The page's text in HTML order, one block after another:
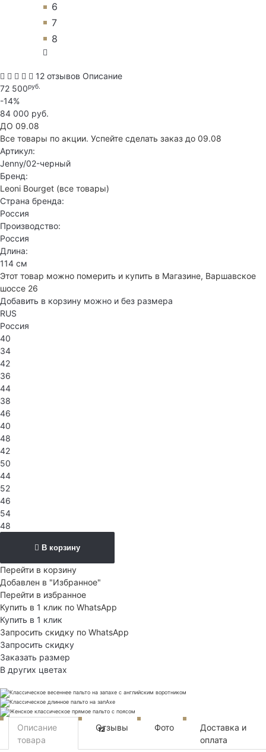
6
7
8
12 отзывов Описание
72 500руб.
-14%
84 000 руб.
ДО 09.08
Все товары по акции. Успейте сделать заказ до 09.08
Артикул:
Jenny/02-черный
Бренд:
Leoni Bourget (все товары)
Страна бренда:
Россия
Производство:
Россия
Длина:
114 см
Этот товар можно померить и купить в Магазине, Варшавское
шоссе 26
Добавить в корзину можно и без размера
RUS
Россия
40
34
42
36
44
38
46
40
48
42
50
44
52
46
54
48
В корзину
Перейти в корзину
Добавлен в "Избранное"
Перейти в избранное
Купить в 1 клик по WhatsApp
Купить в 1 клик
Запросить скидку по WhatsApp
Запросить скидку
Заказать размер
В других цветах
Описание
товара
Отзывы
12 Фото
Доставка и
оплата